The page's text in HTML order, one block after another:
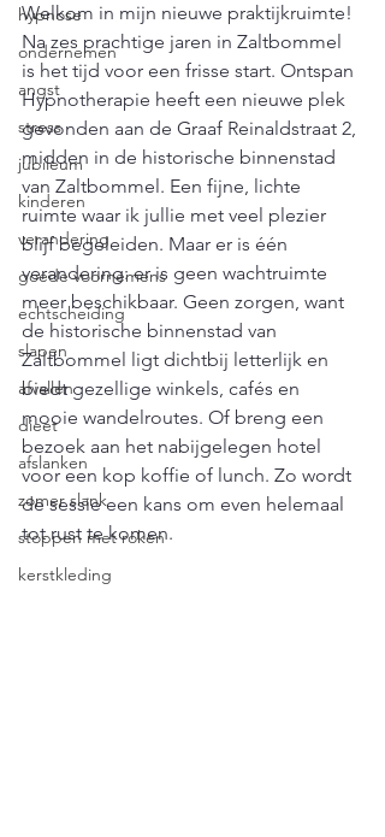
hypnose
ondernemen
angst
stress
jubileum
kinderen
verandering
goede voornemens
echtscheiding
slapen
afvallen
dieet
afslanken
zomer slank
stoppen met roken
kerstkleding
Welkom in mijn nieuwe praktijkruimte!
Na zes prachtige jaren in Zaltbommel
is het tijd voor een frisse start. Ontspan
Hypnotherapie heeft een nieuwe plek
gevonden aan de Graaf Reinaldstraat 2,
midden in de historische binnenstad
van Zaltbommel. Een fijne, lichte
ruimte waar ik jullie met veel plezier
blijf begeleiden. Maar er is één
verandering: er is geen wachtruimte
meer beschikbaar. Geen zorgen, want
de historische binnenstad van
Zaltbommel ligt dichtbij letterlijk en
biedt gezellige winkels, cafés en
mooie wandelroutes. Of breng een
bezoek aan het nabijgelegen hotel
voor een kop koffie of lunch. Zo wordt
de sessie een kans om even helemaal
tot rust te komen.